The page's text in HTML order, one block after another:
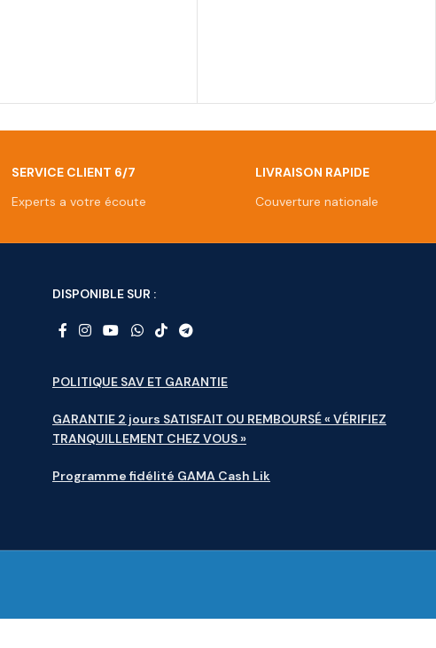
SERVICE CLIENT 6/7
Experts a votre écoute
LIVRAISON RAPIDE
Couverture nationale
DISPONIBLE SUR :
POLITIQUE SAV ET GARANTIE
GARANTIE 2 jours SATISFAIT OU REMBOURSÉ « VÉRIFIEZ
TRANQUILLEMENT CHEZ VOUS »
Programme fidélité GAMA Cash Lik